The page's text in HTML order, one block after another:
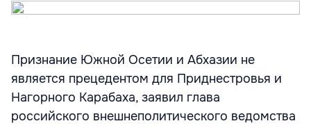
Признание Южной Осетии и Абхазии не
является прецедентом для Приднестровья и
Нагорного Карабаха, заявил глава
российского внешнеполитического ведомства